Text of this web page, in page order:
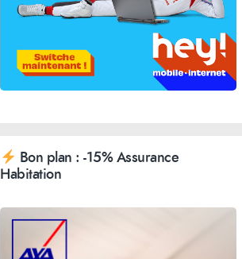
Bon plan : -15% Assurance
Habitation